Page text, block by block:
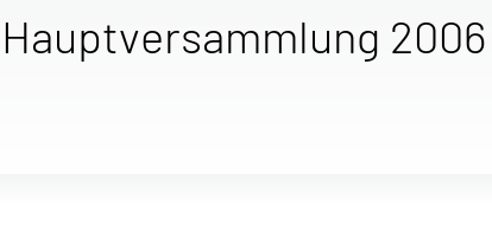
Hauptversammlung 2006